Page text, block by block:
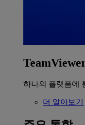
하나의 플랫폼에
더 알아보기